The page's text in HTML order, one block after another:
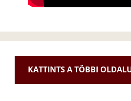
KATTINTS A TÖBBI